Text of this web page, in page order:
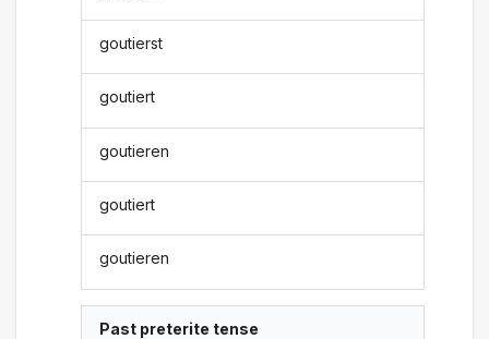
goutierst
goutiert
goutieren
goutiert
goutieren
Past preterite tense